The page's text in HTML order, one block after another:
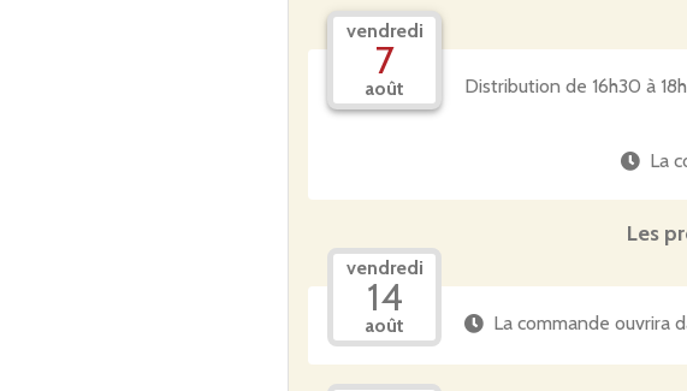
vendredi
7
août Distribution de 16h30 à
La
Les
vendredi
14
août La commande ouvrira